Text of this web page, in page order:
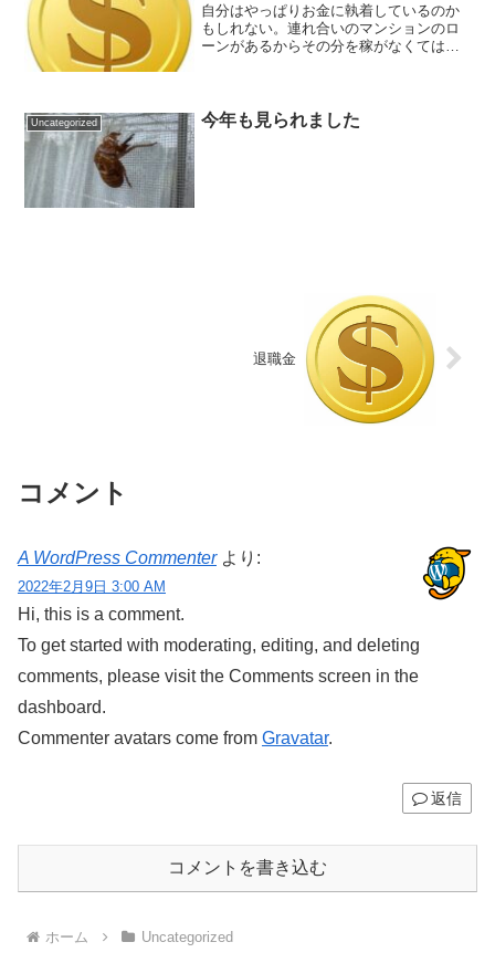
自分はやっぱりお金に執着しているのか
もしれない。連れ合いのマンションのロ
ーンがあるからその分を稼がなくてはい
いからな。4月から新しい...
Uncategorized 今年も見られました
退職金
コメント
A WordPress Commenter より:
2022年2月9日 3:00 AM
Hi, this is a comment.
To get started with moderating, editing, and deleting
comments, please visit the Comments screen in the
dashboard.
Commenter avatars come from Gravatar.
返信
コメントを書き込む
ホーム Uncategorized